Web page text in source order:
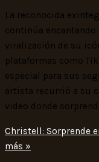
La reconocida
continúa encantando
viralización de su
plataformas como
especial para sus
artista recurrió a su
video donde
Christell: Sorprende
más »